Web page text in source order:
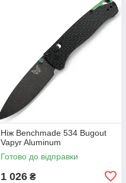
Ніж Benchmade 534 Bugout
Vapyr Aluminum
Готово до відправки
1 026 ₴